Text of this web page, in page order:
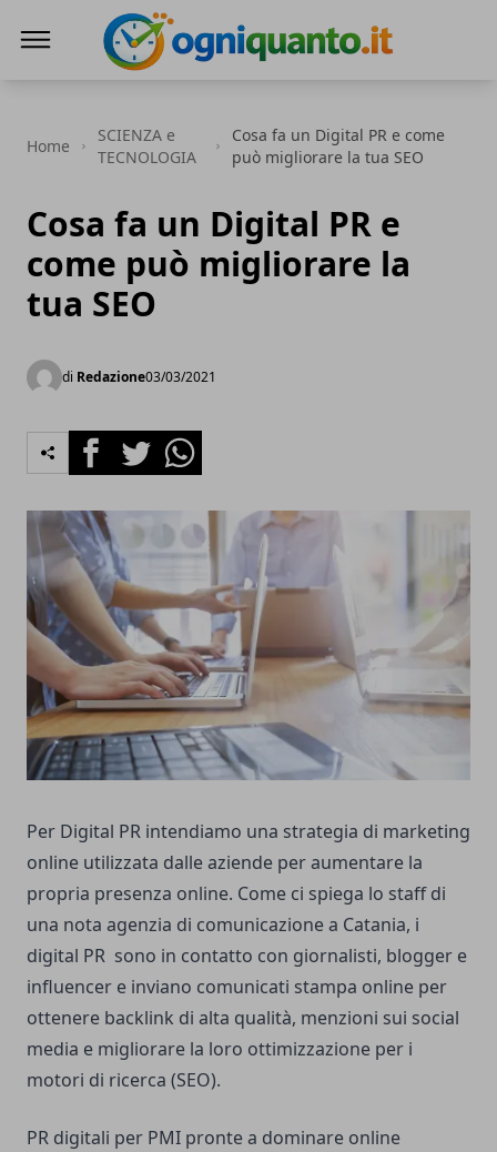
Home
SCIENZA e
TECNOLOGIA
Cosa fa un Digital PR e come
può migliorare la tua SEO
Cosa fa un Digital PR e
come può migliorare la
tua SEO
di Redazione03/03/2021
FacebookTwitterWhatsapp
Per Digital PR intendiamo una strategia di marketing
online utilizzata dalle aziende per aumentare la
propria presenza online. Come ci spiega lo staff di
una nota agenzia di comunicazione a Catania, i
digital PR sono in contatto con giornalisti, blogger e
influencer e inviano comunicati stampa online per
ottenere backlink di alta qualità, menzioni sui social
media e migliorare la loro ottimizzazione per i
motori di ricerca (SEO).
PR digitali per PMI pronte a dominare online